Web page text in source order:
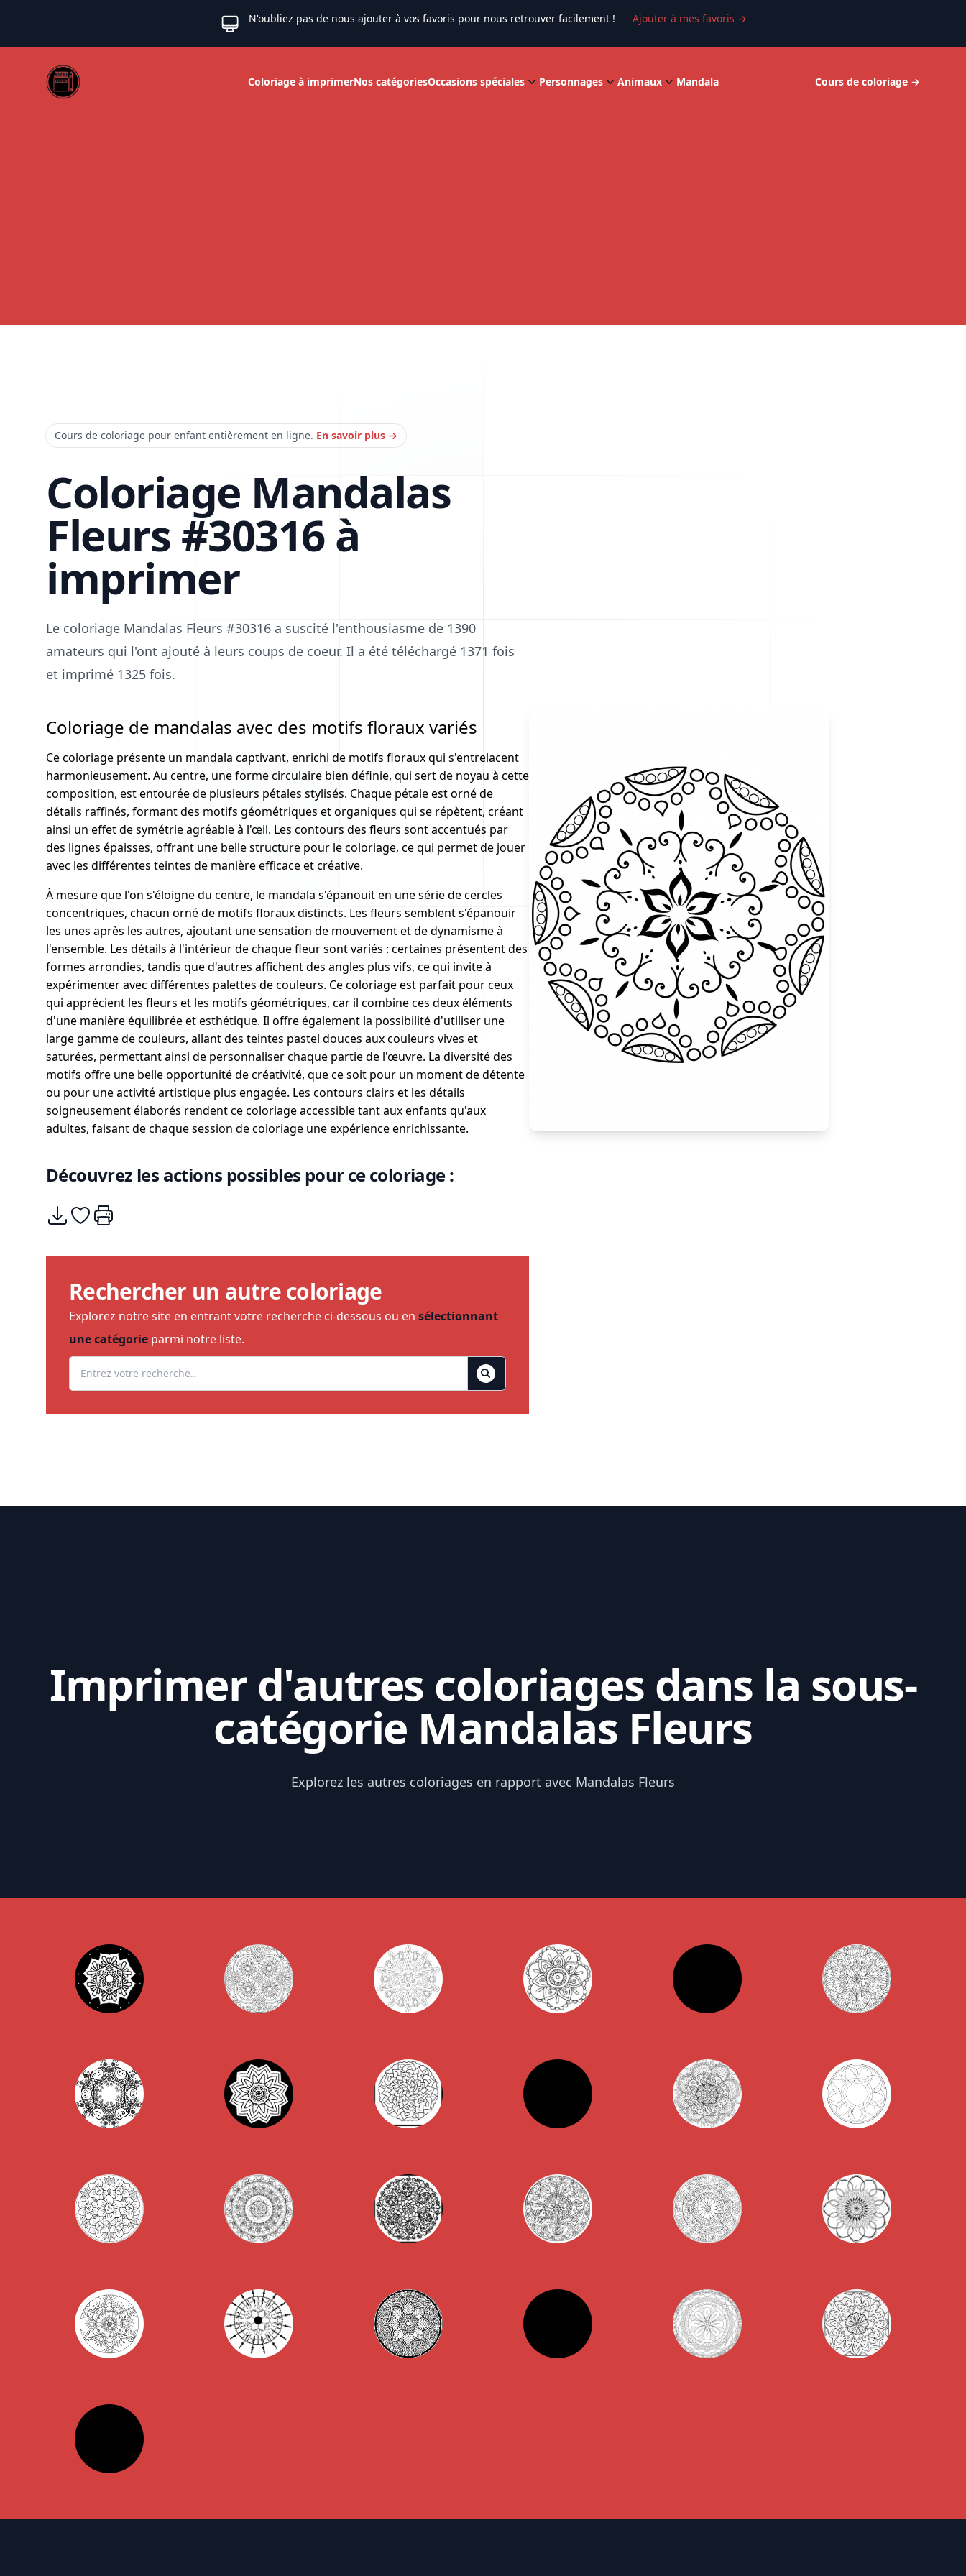
N'oubliez pas de nous ajouter à vos favoris pour nous retrouver facilement ! Ajouter à mes favoris →
Web coloriage
Coloriage à imprimerNos catégoriesOccasions spéciales Personnages Animaux Mandala Cours de coloriage →
Cours de coloriage pour enfant entièrement en ligne. En savoir plus →
Coloriage Mandalas
Fleurs #30316 à
imprimer
Le coloriage Mandalas Fleurs #30316 a suscité l'enthousiasme de 1390
amateurs qui l'ont ajouté à leurs coups de coeur. Il a été téléchargé 1371 fois
et imprimé 1325 fois.
Coloriage de mandalas avec des motifs floraux variés
Ce coloriage présente un mandala captivant, enrichi de motifs floraux qui s'entrelacent
harmonieusement. Au centre, une forme circulaire bien définie, qui sert de noyau à cette
composition, est entourée de plusieurs pétales stylisés. Chaque pétale est orné de
détails raffinés, formant des motifs géométriques et organiques qui se répètent, créant
ainsi un effet de symétrie agréable à l'œil. Les contours des fleurs sont accentués par
des lignes épaisses, offrant une belle structure pour le coloriage, ce qui permet de jouer
avec les différentes teintes de manière efficace et créative.
À mesure que l'on s'éloigne du centre, le mandala s'épanouit en une série de cercles
concentriques, chacun orné de motifs floraux distincts. Les fleurs semblent s'épanouir
les unes après les autres, ajoutant une sensation de mouvement et de dynamisme à
l'ensemble. Les détails à l'intérieur de chaque fleur sont variés : certaines présentent des
formes arrondies, tandis que d'autres affichent des angles plus vifs, ce qui invite à
expérimenter avec différentes palettes de couleurs. Ce coloriage est parfait pour ceux
qui apprécient les fleurs et les motifs géométriques, car il combine ces deux éléments
d'une manière équilibrée et esthétique. Il offre également la possibilité d'utiliser une
large gamme de couleurs, allant des teintes pastel douces aux couleurs vives et
saturées, permettant ainsi de personnaliser chaque partie de l'œuvre. La diversité des
motifs offre une belle opportunité de créativité, que ce soit pour un moment de détente
ou pour une activité artistique plus engagée. Les contours clairs et les détails
soigneusement élaborés rendent ce coloriage accessible tant aux enfants qu'aux
adultes, faisant de chaque session de coloriage une expérience enrichissante.
Découvrez les actions possibles pour ce coloriage :
Télécharger
Ajouter à mes coups de coeurs
Imprimer
Rechercher un autre coloriage
Explorez notre site en entrant votre recherche ci-dessous ou en sélectionnant
une catégorie parmi notre liste.
Imprimer d'autres coloriages dans la sous-
catégorie Mandalas Fleurs
Explorez les autres coloriages en rapport avec Mandalas Fleurs